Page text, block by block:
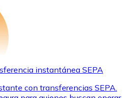
instantánea SEPA
con transferencias SEPA.